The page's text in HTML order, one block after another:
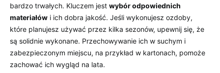
bardzo⁣ trwałych. Kluczem jest wybór odpowiednich
materiałów i ich dobra jakość. Jeśli wykonujesz ​ozdoby,
które planujesz​ używać ‌przez kilka sezonów, upewnij się,⁤ że
są solidnie wykonane. Przechowywanie ich‌ w suchym i​
zabezpieczonym⁢ miejscu, na przykład w kartonach, ⁢pomoże
zachować⁢ ich wygląd na lata.